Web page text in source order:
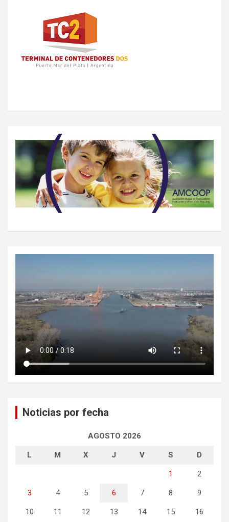
Noticias por fecha
AGOSTO 2026
L M X J V S D
1 2
3 4 5 6 7 8 9
10 11 12 13 14 15 16